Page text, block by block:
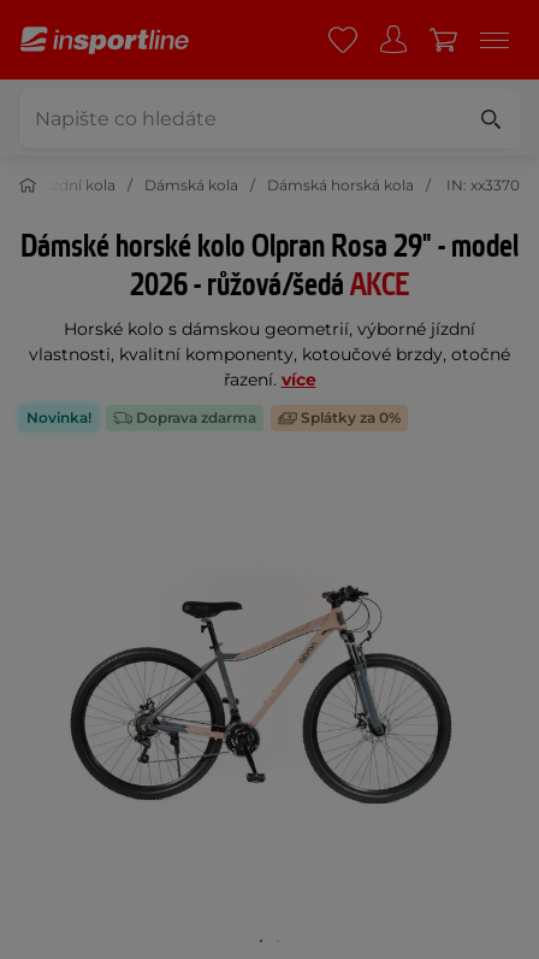
Jízdní kola Dámská kola Dámská horská kola IN: xx3370
Dámské horské kolo Olpran Rosa 29" - model
2026 - růžová/šedáAKCE
Horské kolo s dámskou geometrií, výborné jízdní
vlastnosti, kvalitní komponenty, kotoučové brzdy, otočné
řazení. více
Novinka! Doprava zdarma Splátky za 0%